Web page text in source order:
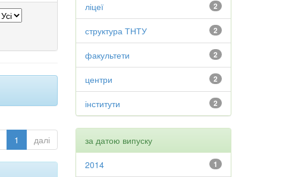
1 далі
2
ліцеї
2
структура ТНТУ
2
факультети
2
центри
2
інститути
за датою випуску
1
2014